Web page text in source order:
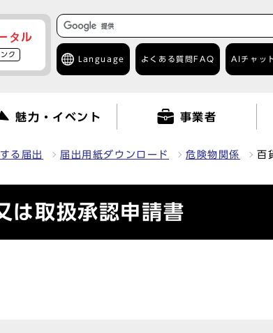
タル
ク
Language よくある質問 FAQ AIチャッ
魅力・イベント 事業者
る届出 届出用紙ダウンロード 危険物関係 百
は取扱承認申請書